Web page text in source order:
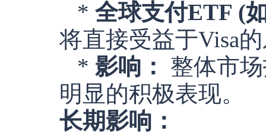
* 全球支付ETF (
将直接受益于Visa
* 影响：
整体市
明显的积极表现。
长期影响：